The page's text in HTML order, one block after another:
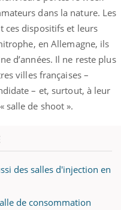
dans la nature. Les
ces dispositifs et leurs
en Allemagne, ils
d’années. Il ne reste plus
villes françaises –
– et, surtout, à leur
salle de shoot ».
des salles d'injection en
de consommation